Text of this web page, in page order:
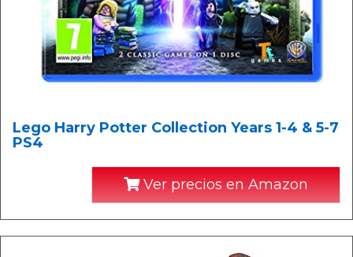
Lego Harry Potter Collection Years 1-4 & 5-7
PS4
Ver precios en Amazon